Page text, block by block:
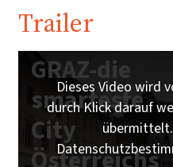
Trailer
GRAZ-die
smarteste
City
Österreichs
Dieses Video wird
durch Klick darauf